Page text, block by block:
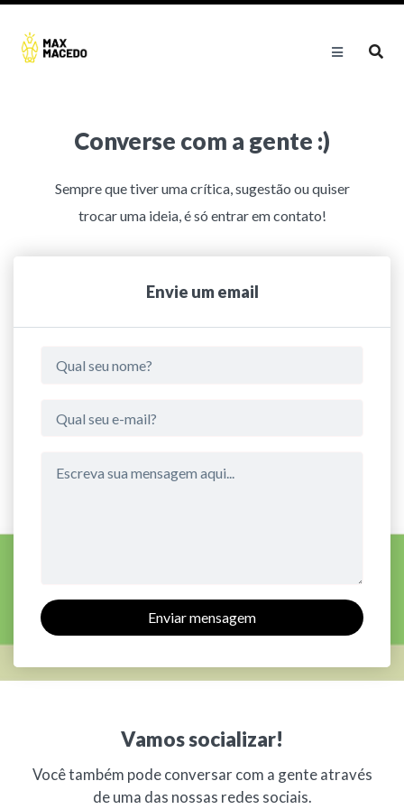
Converse com a gente :)
Sempre que tiver uma crítica, sugestão ou quiser
trocar uma ideia, é só entrar em contato!
Envie um email
Enviar mensagem
Vamos socializar!
Você também pode conversar com a gente através
de uma das nossas redes sociais.